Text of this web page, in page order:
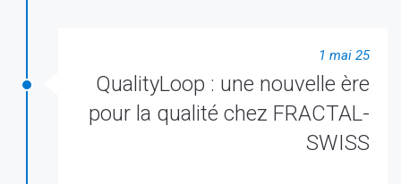
1 mai 25
QualityLoop : une nouvelle ère
pour la qualité chez FRACTAL-
SWISS